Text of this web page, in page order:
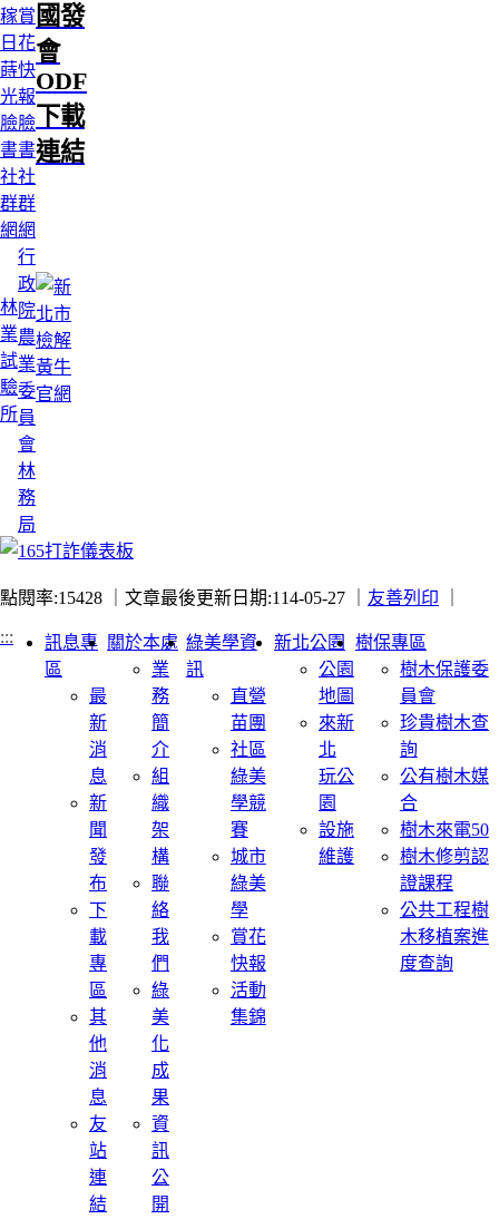
稼
日
蒔
光
臉
書
社
群
網
賞
花
快
報
臉
書
社
群
網
國發
會
ODF
下載
連結
林
業
試
驗
所
行
政
院
農
業
委
員
會
林
務
局
點閱率:15428 ｜ 文章最後更新日期:114-05-27 ｜ 友善列印
:::
訊息專
區
最
新
消
息
新
聞
發
布
下
載
專
區
其
他
消
息
友
站
連
結
關於本處
業
務
簡
介
組
織
架
構
聯
絡
我
們
綠
美
化
成
果
資
訊
公
開
綠美學資
訊
直營
苗團
社區
綠美
學競
賽
城市
綠美
學
賞花
快報
活動
集錦
新北公園
公園
地圖
來新
北
玩公
園
設施
維護
樹保專區
樹木保護委
員會
珍貴樹木查
詢
公有樹木媒
合
樹木來電50
樹木修剪認
證課程
公共工程樹
木移植案進
度查詢